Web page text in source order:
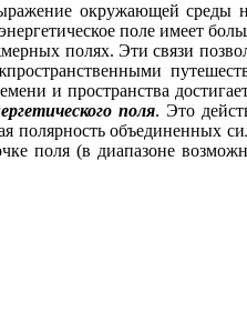
окружающей среды
поле имеет
полях. Эти связи
и пространства
поля. Это
объединенных
поля (в диапазоне